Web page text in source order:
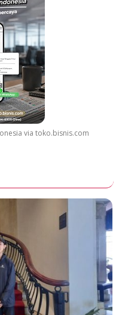
via toko.bisnis.com